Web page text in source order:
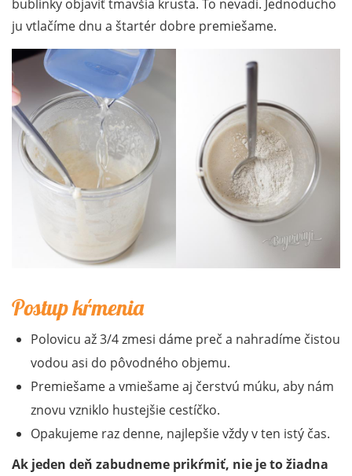
bublinky objaviť tmavšia krusta. To nevadí. Jednoducho
ju vtlačíme dnu a štartér dobre premiešame.
Postup kŕmenia
Polovicu až 3/4 zmesi dáme preč a nahradíme čistou
vodou asi do pôvodného objemu.
Premiešame a vmiešame aj čerstvú múku, aby nám
znovu vzniklo hustejšie cestíčko.
Opakujeme raz denne, najlepšie vždy v ten istý čas.
Ak jeden deň zabudneme prikŕmiť, nie je to žiadna